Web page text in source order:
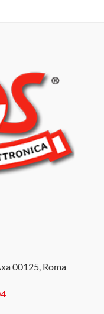
00125, Roma